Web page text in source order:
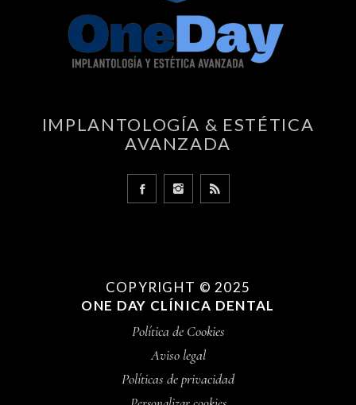
IMPLANTOLOGÍA & ESTÉTICA
AVANZADA
COPYRIGHT ©️ 2025
ONE DAY CLÍNICA DENTAL
Política de Cookies
Aviso legal
Políticas de privacidad